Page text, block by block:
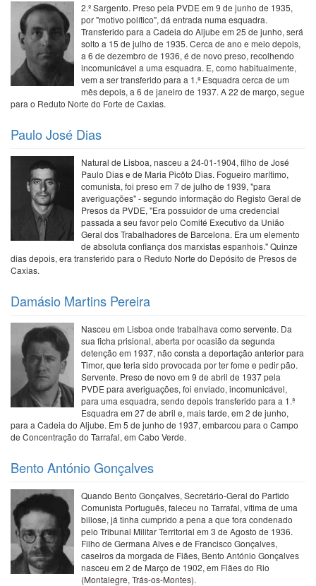
2.º Sargento. Preso pela PVDE em 9 de junho de 1935,
por "motivo político", dá entrada numa esquadra.
Transferido para a Cadeia do Aljube em 25 de junho, será
solto a 15 de julho de 1935. Cerca de ano e meio depois,
a 6 de dezembro de 1936, é de novo preso, recolhendo
incomunicável a uma esquadra. E, como habitualmente,
vem a ser transferido para a 1.ª Esquadra cerca de um
mês depois, a 6 de janeiro de 1937. A 22 de março, segue
para o Reduto Norte do Forte de Caxias.
Paulo José Dias
Natural de Lisboa, nasceu a 24-01-1904, filho de José
Paulo Dias e de Maria Picôto Dias. Fogueiro marítimo,
comunista, foi preso em 7 de julho de 1939, "para
averiguações" - segundo informação do Registo Geral de
Presos da PVDE, "Era possuidor de uma credencial
passada a seu favor pelo Comité Executivo da União
Geral dos Trabalhadores de Barcelona. Era um elemento
de absoluta confiança dos marxistas espanhois." Quinze
dias depois, era transferido para o Reduto Norte do Depósito de Presos de
Caxias.
Damásio Martins Pereira
Nasceu em Lisboa onde trabalhava como servente. Da
sua ficha prisional, aberta por ocasião da segunda
detenção em 1937, não consta a deportação anterior para
Timor, que teria sido provocada por ter fome e pedir pão.
Servente. Preso de novo em 9 de abril de 1937 pela
PVDE para averiguações, foi enviado, incomunicável,
para uma esquadra, sendo depois transferido para a 1.ª
Esquadra em 27 de abril e, mais tarde, em 2 de junho,
para a Cadeia do Aljube. Em 5 de junho de 1937, embarcou para o Campo
de Concentração do Tarrafal, em Cabo Verde.
Bento António Gonçalves
Quando Bento Gonçalves, Secretário-Geral do Partido
Comunista Português, faleceu no Tarrafal, vítima de uma
biliose, já tinha cumprido a pena a que fora condenado
pelo Tribunal Militar Territorial em 3 de Agosto de 1936.
Filho de Germana Alves e de Francisco Gonçalves,
caseiros da morgada de Fiães, Bento António Gonçalves
nasceu em 2 de Março de 1902, em Fiães do Rio
(Montalegre, Trás-os-Montes).